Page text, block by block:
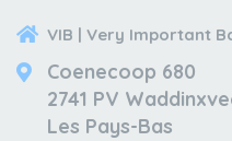
VIB | Very Important
Coenecoop 680
2741 PV
Les Pays-Bas